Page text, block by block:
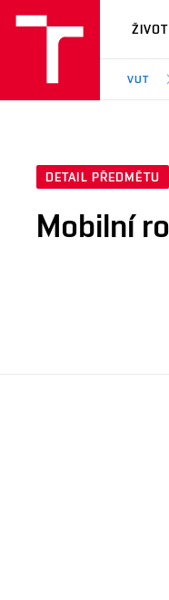
VUT
VUT
DETAIL PŘEDMĚTU
Mobilní